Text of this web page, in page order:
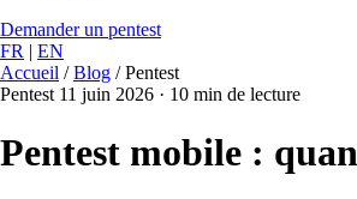
Demander un pentest
FR | EN
Accueil / Blog / Pentest
Pentest 11 juin 2026 · 10 min de lecture
Pentest mobile :